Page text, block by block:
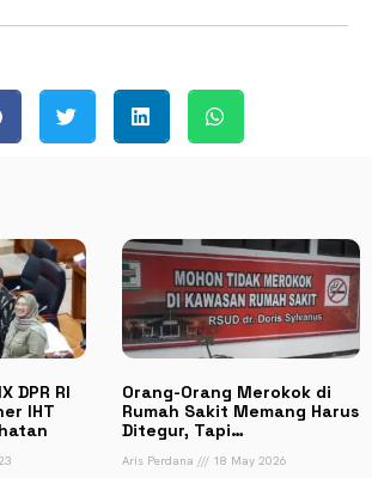
DPR RI
IHT
Orang-Orang Merokok di
Rumah Sakit Memang Harus
Ditegur, Tapi…
Aris Perdana 18 May 2026